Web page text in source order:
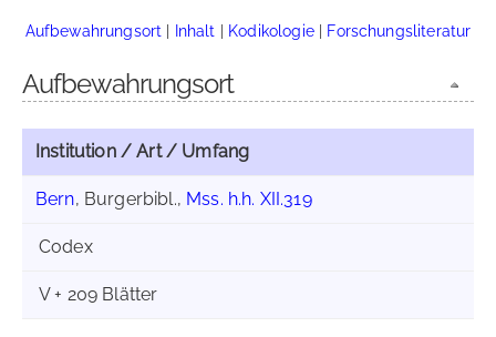
Aufbewahrungsort | Inhalt | Kodikologie| Forschungsliteratur
Aufbewahrungsort
Institution / Art / Umfang
Bern, Burgerbibl., Mss. h.h. XII.319
Codex
V + 209 Blätter